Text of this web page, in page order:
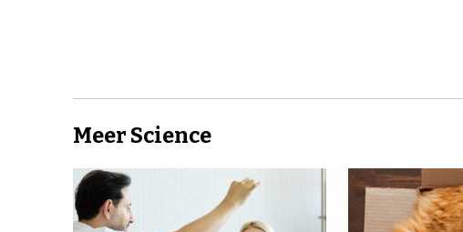
Meer Science